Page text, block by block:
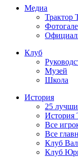
Медиа
Трактор
Клуб
Музей
Школа
История
25
История
Все
Все
Клуб
Клуб